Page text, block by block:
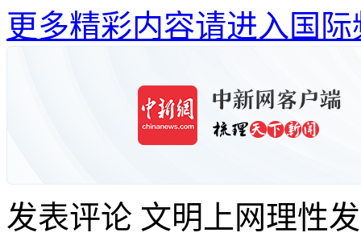
更多精彩内容请进入国际
发表评论 文明上网理性